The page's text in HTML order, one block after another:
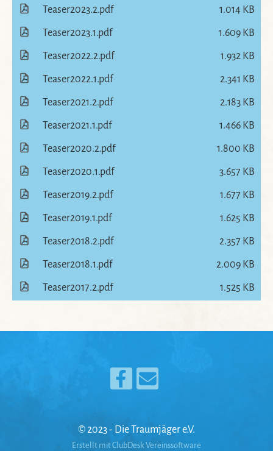
Teaser2023.2.pdf 1.014 KB
Teaser2023.1.pdf 1.609 KB
Teaser2022.2.pdf 1.932 KB
Teaser2022.1.pdf 2.341 KB
Teaser2021.2.pdf 2.183 KB
Teaser2021.1.pdf 1.466 KB
Teaser2020.2.pdf 1.800 KB
Teaser2020.1.pdf 3.657 KB
Teaser2019.2.pdf 1.677 KB
Teaser2019.1.pdf 1.625 KB
Teaser2018.2.pdf 2.357 KB
Teaser2018.1.pdf 2.009 KB
Teaser2017.2.pdf 1.525 KB
© 2023 - Die Traumjäger e.V.
Erstellt mit ClubDesk Vereinssoftware